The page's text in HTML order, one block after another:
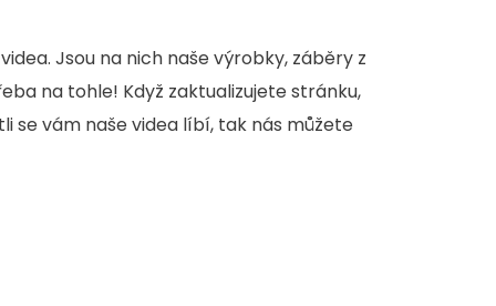
Jsou na nich naše výrobky, záběry z
na tohle! Když zaktualizujete stránku,
se vám naše videa líbí, tak nás můžete